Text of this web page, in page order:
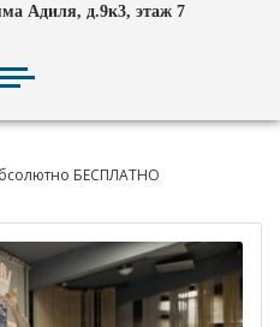
Адиля, д.9к3, этаж 7
БЕСПЛАТНО